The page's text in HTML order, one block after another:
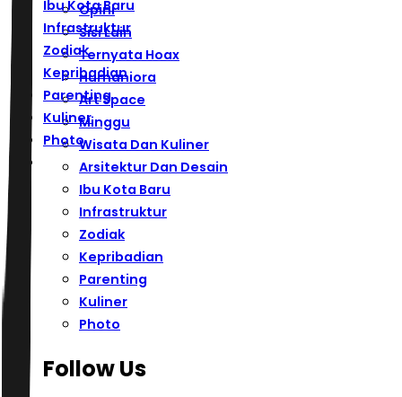
Ibu Kota Baru
Infrastruktur
Zodiak
Kepribadian
Parenting
Kuliner
Photo
Opini
Sisi Lain
Ternyata Hoax
Humaniora
Art Space
Minggu
Wisata Dan Kuliner
Arsitektur Dan Desain
Ibu Kota Baru
Infrastruktur
Zodiak
Kepribadian
Parenting
Kuliner
Photo
Follow Us